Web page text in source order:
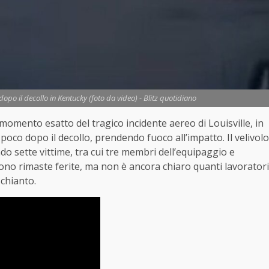
il decollo in Kentucky (foto da video) - Blitz quotidiano
esatto del tragico incidente aereo di Louisville, in
dopo il decollo, prendendo fuoco all’impatto. Il velivolo
sette vittime, tra cui tre membri dell’equipaggio e
rimaste ferite, ma non è ancora chiaro quanti lavoratori